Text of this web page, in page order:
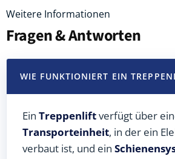
Weitere Informationen
Fragen & Antworten
WIE FUNKTIONIERT EIN
Ein Treppenliftverfügt über
Transporteinheit, in der ein
verbaut ist, und ein